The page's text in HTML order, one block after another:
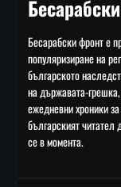
Бесарабски фронт е
популяризиране на
българското
на държавата-
ежедневни хроники
българският
се в момента.